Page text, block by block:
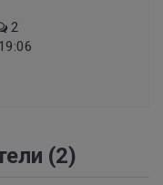
2
(2)